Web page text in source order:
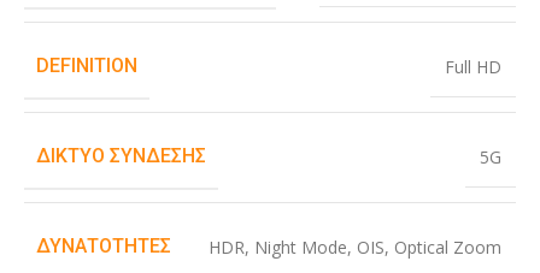
DEFINITION Full HD
ΔΊΚΤΥΟ ΣΎΝΔΕΣΗΣ 5G
ΔΥΝΑΤΌΤΗΤΕΣ HDR, Night Mode, OIS, Optical Zoom